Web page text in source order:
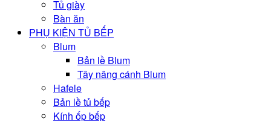
Tủ giày
Bàn ăn
PHỤ KIỆN TỦ BẾP
Blum
Bản lề Blum
Tây nâng cánh Blum
Hafele
Bản lề tủ bếp
Kính ốp bếp